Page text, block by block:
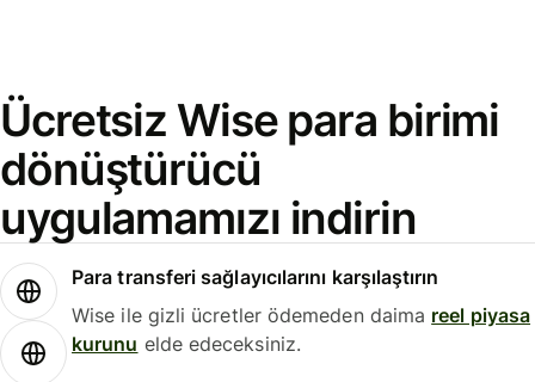
Ücretsiz Wise para birimi
dönüştürücü
uygulamamızı indirin
Para transferi sağlayıcılarını karşılaştırın
Wise ile gizli ücretler ödemeden daima reel piyasa
kurunu elde edeceksiniz.